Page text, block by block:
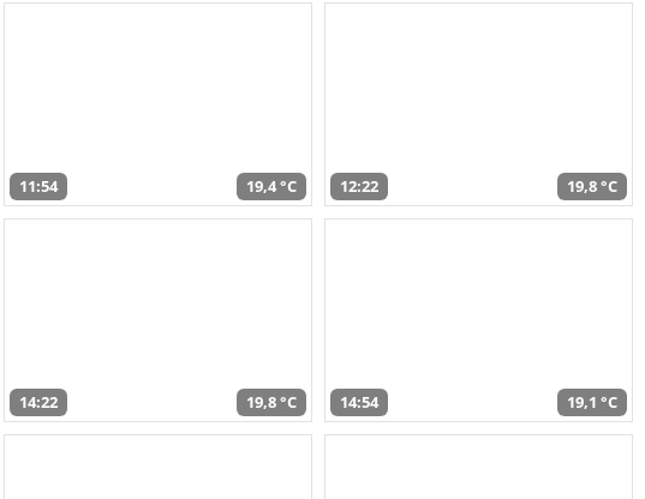
11:54 19,4 °C 12:22 19,8 °C
14:22 19,8 °C 14:54 19,1 °C